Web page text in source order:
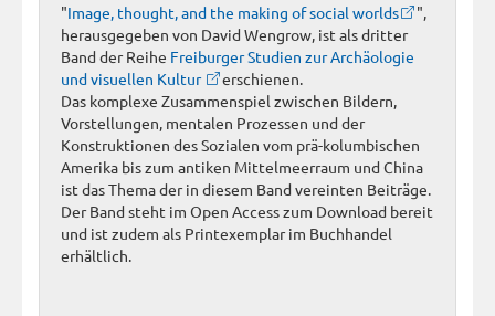
"Image, thought, and the making of social worlds
",
herausgegeben von David Wengrow, ist als dritter
Band der Reihe Freiburger Studien zur Archäologie
und visuellen Kultur
erschienen.
Das komplexe Zusammenspiel zwischen Bildern,
Vorstellungen, mentalen Prozessen und der
Konstruktionen des Sozialen vom prä-kolumbischen
Amerika bis zum antiken Mittelmeerraum und China
ist das Thema der in diesem Band vereinten Beiträge.
Der Band steht im Open Access zum Download bereit
und ist zudem als Printexemplar im Buchhandel
erhältlich.